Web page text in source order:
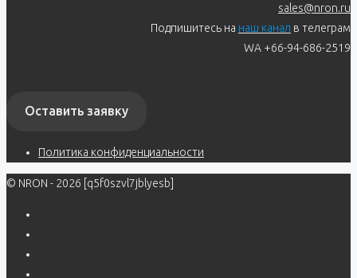
sales@nron.ru
Подпишитесь на наш канал в телеграм
WA +66-94-686-2519
Оставить заявку
Политика конфиденциальности
© NRON - 2026 [q5f0szvl7jblyesb]